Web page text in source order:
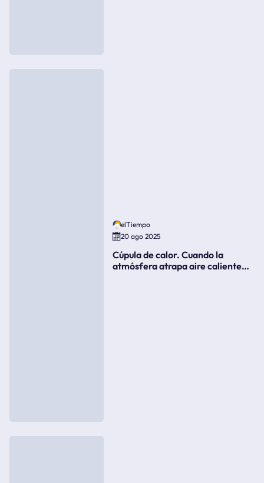
elTiempo
20 ago 2025
Cúpula de calor. Cuando la
atmósfera atrapa aire caliente